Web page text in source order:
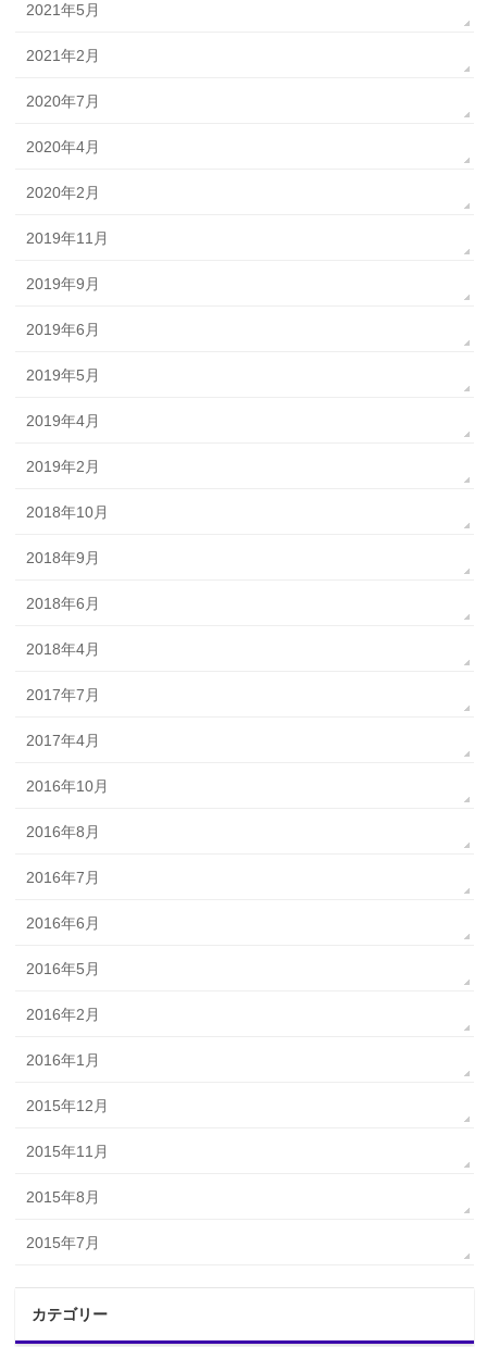
2021年5月
2021年2月
2020年7月
2020年4月
2020年2月
2019年11月
2019年9月
2019年6月
2019年5月
2019年4月
2019年2月
2018年10月
2018年9月
2018年6月
2018年4月
2017年7月
2017年4月
2016年10月
2016年8月
2016年7月
2016年6月
2016年5月
2016年2月
2016年1月
2015年12月
2015年11月
2015年8月
2015年7月
カテゴリー